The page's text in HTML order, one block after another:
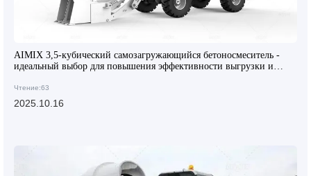
AIMIX 3,5-кубический самозагружающийся бетоносмеситель -
идеальный выбор для повышения эффективности выгрузки и
Чтение:63
2025.10.16